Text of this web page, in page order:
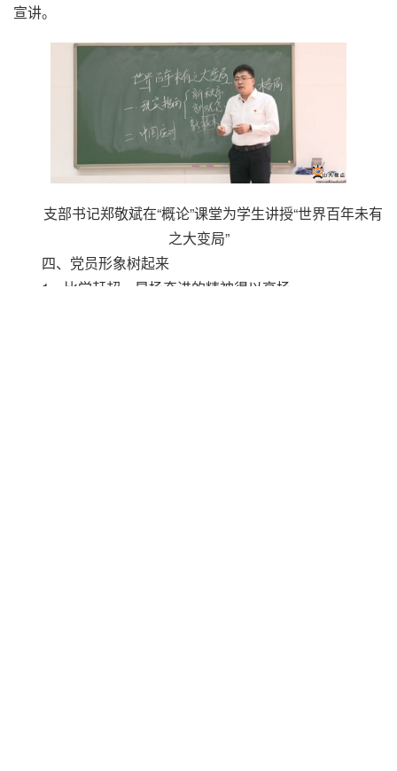
宣讲。
支部书记郑敬斌在“概论”课堂为学生讲授“世界百年未有
之大变局”
四、党员形象树起来
1．比学赶超、昂扬奋进的精神得以高扬